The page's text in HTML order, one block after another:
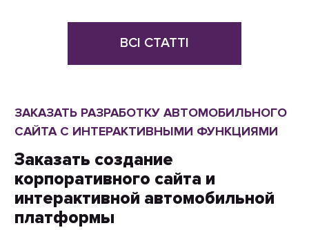
ЗАКАЗАТЬ РАЗРАБОТКУ АВТОМОБИЛЬНОГО
САЙТА С ИНТЕРАКТИВНЫМИ ФУНКЦИЯМИ
Заказать создание
корпоративного сайта и
интерактивной автомобильной
платформы
ВСІ СТАТТІ